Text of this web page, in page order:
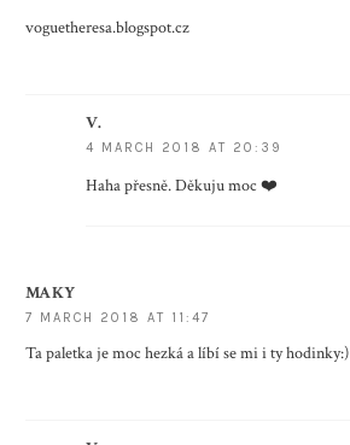
voguetheresa.blogspot.cz
V.
4 MARCH 2018 AT 20:39
Haha přesně. Děkuju moc ❤️
MAKY
7 MARCH 2018 AT 11:47
Ta paletka je moc hezká a líbí se mi i ty hodinky:)